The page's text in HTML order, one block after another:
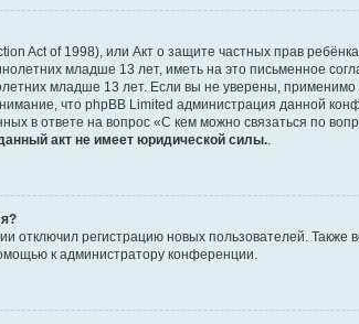
Act of 1998), или Акт о защите частных прав
младше 13 лет, иметь на это письменное
младше 13 лет. Если вы не уверены, применимо
что phpBB Limited администрация данной
в ответе на вопрос «С кем можно связаться по
акт не имеет юридической силы.
отключил регистрацию новых пользователей.
к администратору конференции.